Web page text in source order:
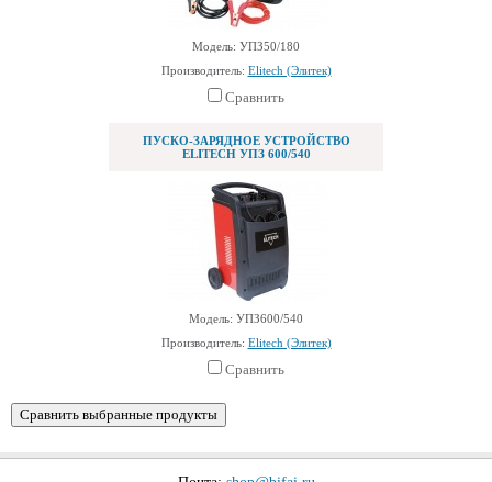
Модель: УПЗ50/180
Производитель: Elitech (Элитек)
Сравнить
ПУСКО-ЗАРЯДНОЕ УСТРОЙСТВО
ELITECH УПЗ 600/540
Модель: УПЗ600/540
Производитель: Elitech (Элитек)
Сравнить